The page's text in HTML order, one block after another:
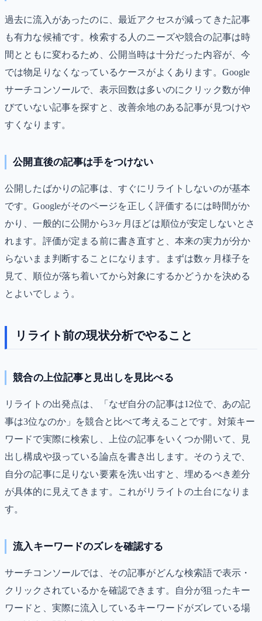
過去に流入があったのに、最近アクセスが減ってきた記事
も有力な候補です。検索する人のニーズや競合の記事は時
間とともに変わるため、公開当時は十分だった内容が、今
では物足りなくなっているケースがよくあります。Google
サーチコンソールで、表示回数は多いのにクリック数が伸
びていない記事を探すと、改善余地のある記事が見つけや
すくなります。
公開直後の記事は手をつけない
公開したばかりの記事は、すぐにリライトしないのが基本
です。Googleがそのページを正しく評価するには時間がか
かり、一般的に公開から3ヶ月ほどは順位が安定しないとさ
れます。評価が定まる前に書き直すと、本来の実力が分か
らないまま判断することになります。まずは数ヶ月様子を
見て、順位が落ち着いてから対象にするかどうかを決める
とよいでしょう。
リライト前の現状分析でやること
競合の上位記事と見出しを見比べる
リライトの出発点は、「なぜ自分の記事は12位で、あの記
事は3位なのか」を競合と比べて考えることです。対策キー
ワードで実際に検索し、上位の記事をいくつか開いて、見
出し構成や扱っている論点を書き出します。そのうえで、
自分の記事に足りない要素を洗い出すと、埋めるべき差分
が具体的に見えてきます。これがリライトの土台になりま
す。
流入キーワードのズレを確認する
サーチコンソールでは、その記事がどんな検索語で表示・
クリックされているかを確認できます。自分が狙ったキー
ワードと、実際に流入しているキーワードがズレている場